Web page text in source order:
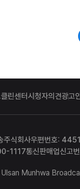
클린센터시청자의견광고
주식회사우편번호:
1117통신판매업신
Munhwa